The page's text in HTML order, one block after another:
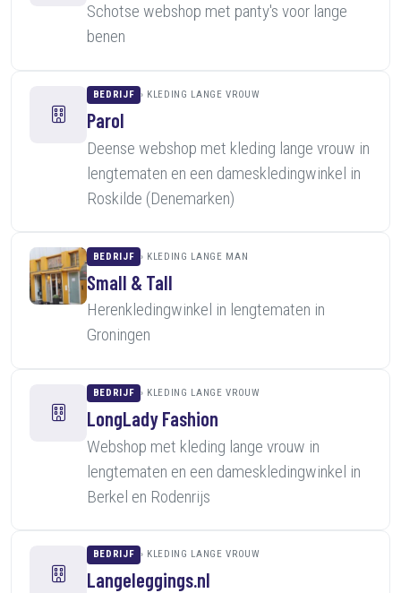
Schotse webshop met panty's voor lange
benen
BEDRIJF KLEDING LANGE VROUW
Parol
Deense webshop met kleding lange vrouw in
lengtematen en een dameskledingwinkel in
Roskilde (Denemarken)
BEDRIJF KLEDING LANGE MAN
Small & Tall
Herenkledingwinkel in lengtematen in
Groningen
BEDRIJF KLEDING LANGE VROUW
LongLady Fashion
Webshop met kleding lange vrouw in
lengtematen en een dameskledingwinkel in
Berkel en Rodenrijs
BEDRIJF KLEDING LANGE VROUW
Langeleggings.nl